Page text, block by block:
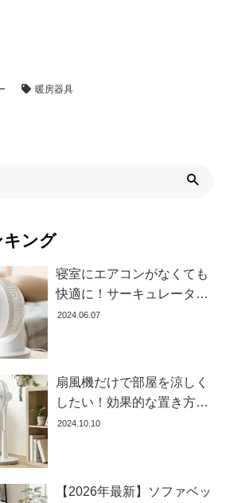
暖房器具
キング
寝室にエアコンがなくても
快適に！サーキュレーター
の効果的な使い方とおすす
2024.06.07
扇風機だけで部屋を涼しく
したい！効果的な置き方と
おすすめ商品を紹介します
2024.10.10
【2026年最新】ソファベッ